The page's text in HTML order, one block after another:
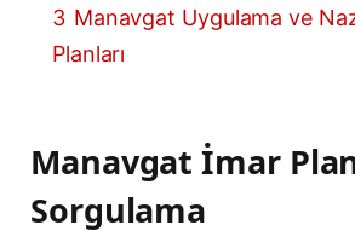
3 Manavgat Uygulama ve
Planları
Manavgat İmar
Sorgulama